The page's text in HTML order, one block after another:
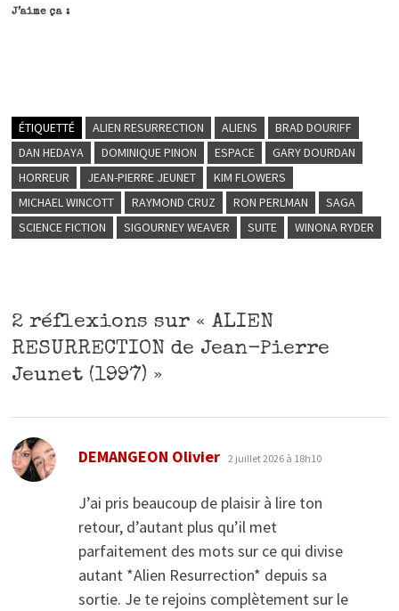
J’aime ça :
ÉTIQUETTÉ ALIEN RESURRECTION ALIENS
BRAD DOURIFF
DAN HEDAYA
DOMINIQUE PINON ESPACE
GARY DOURDAN
HORREUR
JEAN-PIERRE JEUNET
KIM FLOWERS
MICHAEL WINCOTT
RAYMOND CRUZ RON PERLMAN
SAGA
SCIENCE FICTION
SIGOURNEY WEAVER SUITE WINONA RYDER
2 réflexions sur « ALIEN
RESURRECTION de Jean-Pierre
Jeunet (1997) »
DEMANGEON Olivier dit :
2 juillet 2026 à 18h10
J’ai pris beaucoup de plaisir à lire ton
retour, d’autant plus qu’il met
parfaitement des mots sur ce qui divise
autant *Alien Resurrection* depuis sa
sortie. Je te rejoins complètement sur le